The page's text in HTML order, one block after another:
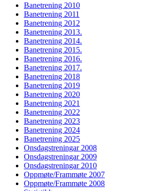
Banetrening 2010
Banetrening 2011
Banetrening 2012
Banetrening 2013.
Banetrening 2014.
Banetrening 2015.
Banetrening 2016.
Banetrening 2017.
Banetrening 2018
Banetrening 2019
Banetrening 2020
Banetrening 2021
Banetrening 2022
Banetrening 2023
Banetrening 2024
Banetrening 2025
Onsdagstreningar 2008
Onsdagstreningar 2009
Onsdagstreningar 2010
Oppmøte/Frammøte 2007
Oppmøte/Frammøte 2008